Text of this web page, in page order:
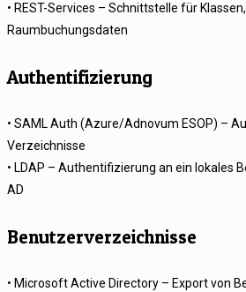
• REST-Services – Schnittstelle für
Raumbuchungsdaten
Authentifizierung
• SAML Auth (Azure/Adnovum ESOP) –
Verzeichnisse
• LDAP – Authentifizierung an ein lokales
AD
Benutzerverzeichnisse
• Microsoft Active Directory – Export von